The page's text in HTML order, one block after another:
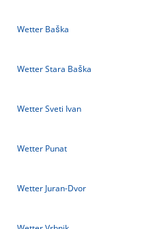
Wetter Baška
Wetter Stara Baška
Wetter Sveti Ivan
Wetter Punat
Wetter Juran-Dvor